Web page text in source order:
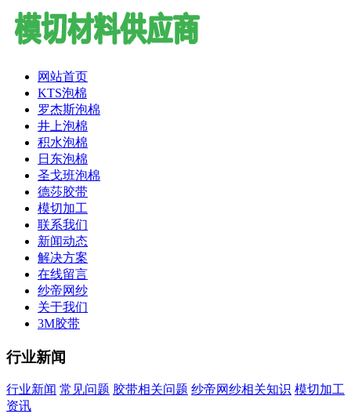
网站首页
KTS泡棉
罗杰斯泡棉
井上泡棉
积水泡棉
日东泡棉
圣戈班泡棉
德莎胶带
模切加工
联系我们
新闻动态
解决方案
在线留言
纱帝网纱
关于我们
3M胶带
行业新闻
行业新闻 常见问题 胶带相关问题 纱帝网纱相关知识 模切加工
资讯